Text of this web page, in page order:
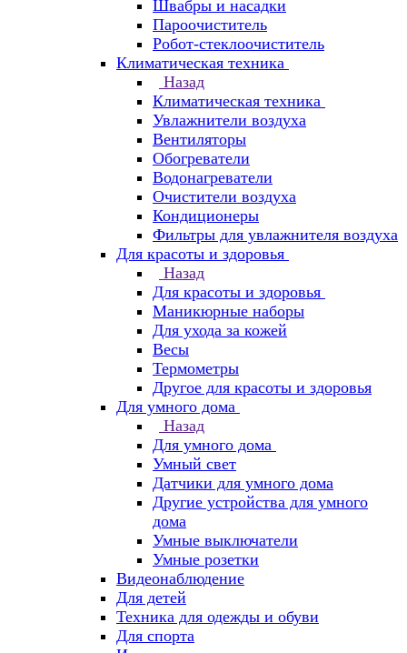
Швабры и насадки
Пароочиститель
Робот-стеклоочиститель
Климатическая техника
Назад
Климатическая техника
Увлажнители воздуха
Вентиляторы
Обогреватели
Водонагреватели
Очистители воздуха
Кондиционеры
Фильтры для увлажнителя воздуха
Для красоты и здоровья
Назад
Для красоты и здоровья
Маникюрные наборы
Для ухода за кожей
Весы
Термометры
Другое для красоты и здоровья
Для умного дома
Назад
Для умного дома
Умный свет
Датчики для умного дома
Другие устройства для умного
дома
Умные выключатели
Умные розетки
Видеонаблюдение
Для детей
Техника для одежды и обуви
Для спорта